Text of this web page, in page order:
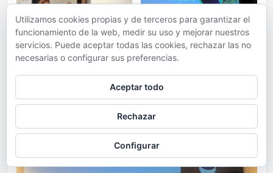
Utilizamos cookies propias y de terceros para garantizar el
funcionamiento de la web, medir su uso y mejorar nuestros
servicios. Puede aceptar todas las cookies, rechazar las no
necesarias o configurar sus preferencias.
Aceptar todo
Rechazar
Configurar